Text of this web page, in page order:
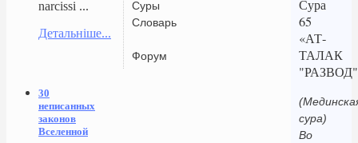
Суры
Словарь
Форум
Сура
65
«АТ-
ТАЛАК
сура)
Во
narcissi ...
Детальніше...
30
неписанных
законов
Вселенной